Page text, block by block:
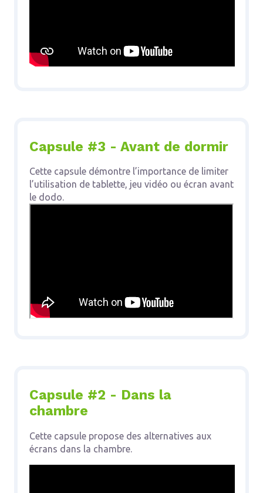
Capsule #3 - Avant de dormir
Cette capsule démontre l’importance de limiter
l’utilisation de tablette, jeu vidéo ou écran avant
le dodo.
Capsule #2 - Dans la
chambre
Cette capsule propose des alternatives aux
écrans dans la chambre.